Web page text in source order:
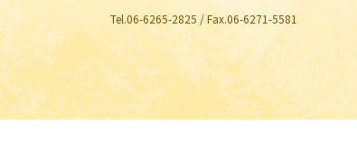
Tel.06-6265-2825 / Fax.06-6271-5581